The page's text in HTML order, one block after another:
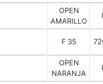
OPEN
AMARILLO
F 35
OPEN
NARANJA